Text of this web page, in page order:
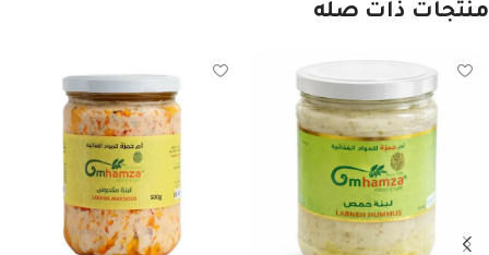
منتجات ذات صله